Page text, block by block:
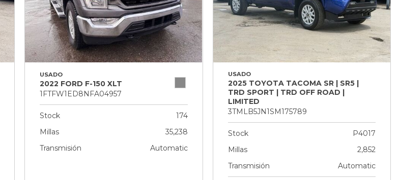
USADO
2022 FORD F-150 XLT
1FTFW1ED8NFA04957
Stock
174
Millas
35,238
Transmisión
Automatic
USADO
2025 TOYOTA TACOMA SR | SR5 |
TRD SPORT | TRD OFF ROAD |
LIMITED
3TMLB5JN1SM175789
Stock
P4017
Millas
2,852
Transmisión
Automatic